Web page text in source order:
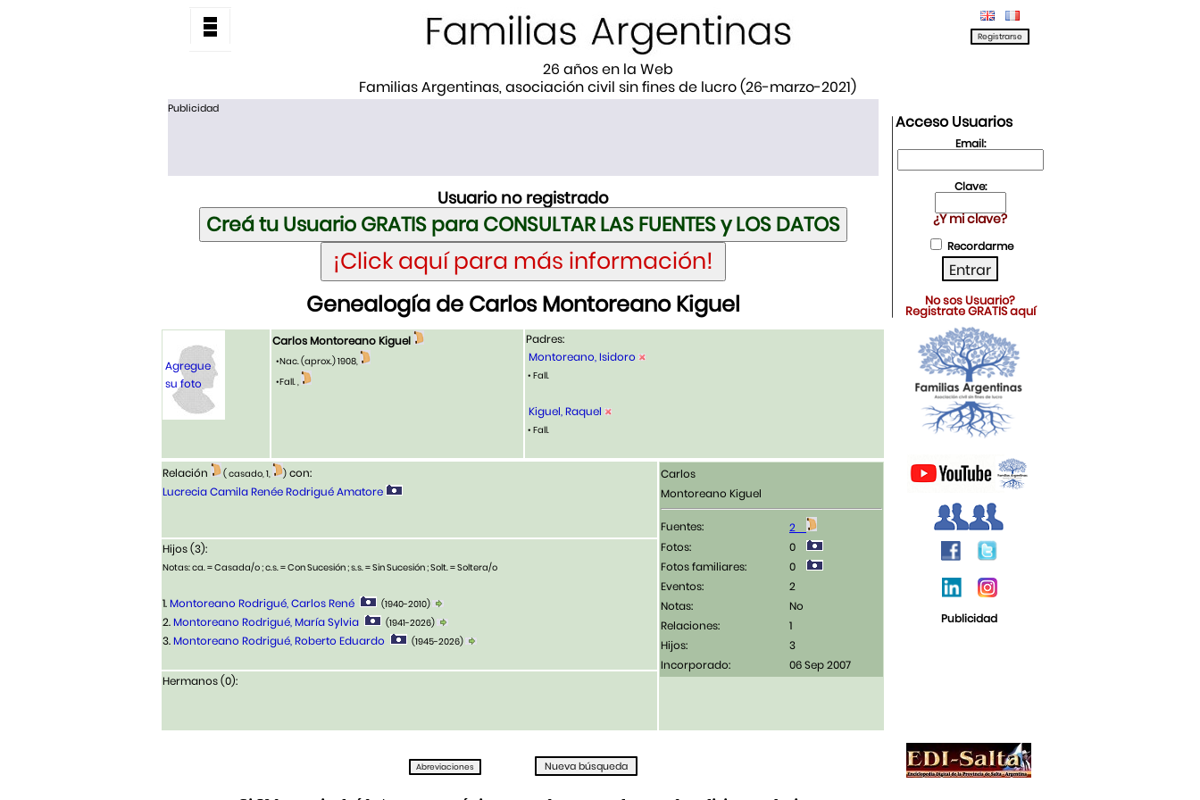
26 años en la Web
Familias Argentinas, asociación civil sin fines de lucro (26-marzo-2021)
Publicidad
Usuario no registrado
Genealogía de Carlos Montoreano Kiguel
Agregue
su foto
Carlos Montoreano Kiguel
•Nac. (aprox.) 1908,
•Fall. ,
Padres:
Montoreano, Isidoro
• Fall.
Kiguel, Raquel
• Fall.
Relación ( casado, 1, ) con:
Lucrecia Camila Renée Rodrigué Amatore
Carlos
Montoreano Kiguel
Fuentes:
2
Fotos:
0
Fotos familiares:
0
Eventos:
2
Notas:
No
Relaciones:
1
Hijos:
3
Incorporado:
06 Sep 2007
Hijos (3):
Notas: ca. = Casada/o ; c.s. = Con Sucesión ; s.s. = Sin Sucesión ; Solt. = Soltera/o
1.Montoreano Rodrigué, Carlos René (1940-2010)
2.Montoreano Rodrigué, María Sylvia (1941-2026)
3.Montoreano Rodrigué, Roberto Eduardo (1945-2026)
Hermanos (0):
Acceso Usuarios
Email:
Clave:
¿Y mi clave?
Recordarme
No sos Usuario?
Registrate GRATIS aquí
Publicidad